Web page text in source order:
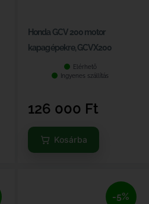
Honda GCV 200 motor
kapagépekre, GCVX200
Elérhető
Ingyenes szállítás
126 000 Ft
Kosárba
-5%